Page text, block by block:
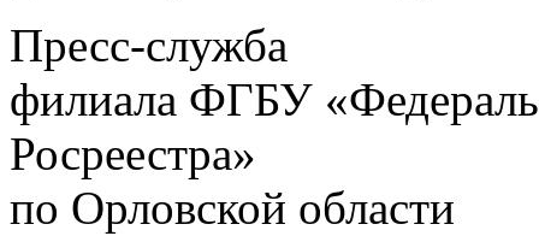
Пресс-служба
филиала ФГБУ
Росреестра»
по Орловской области